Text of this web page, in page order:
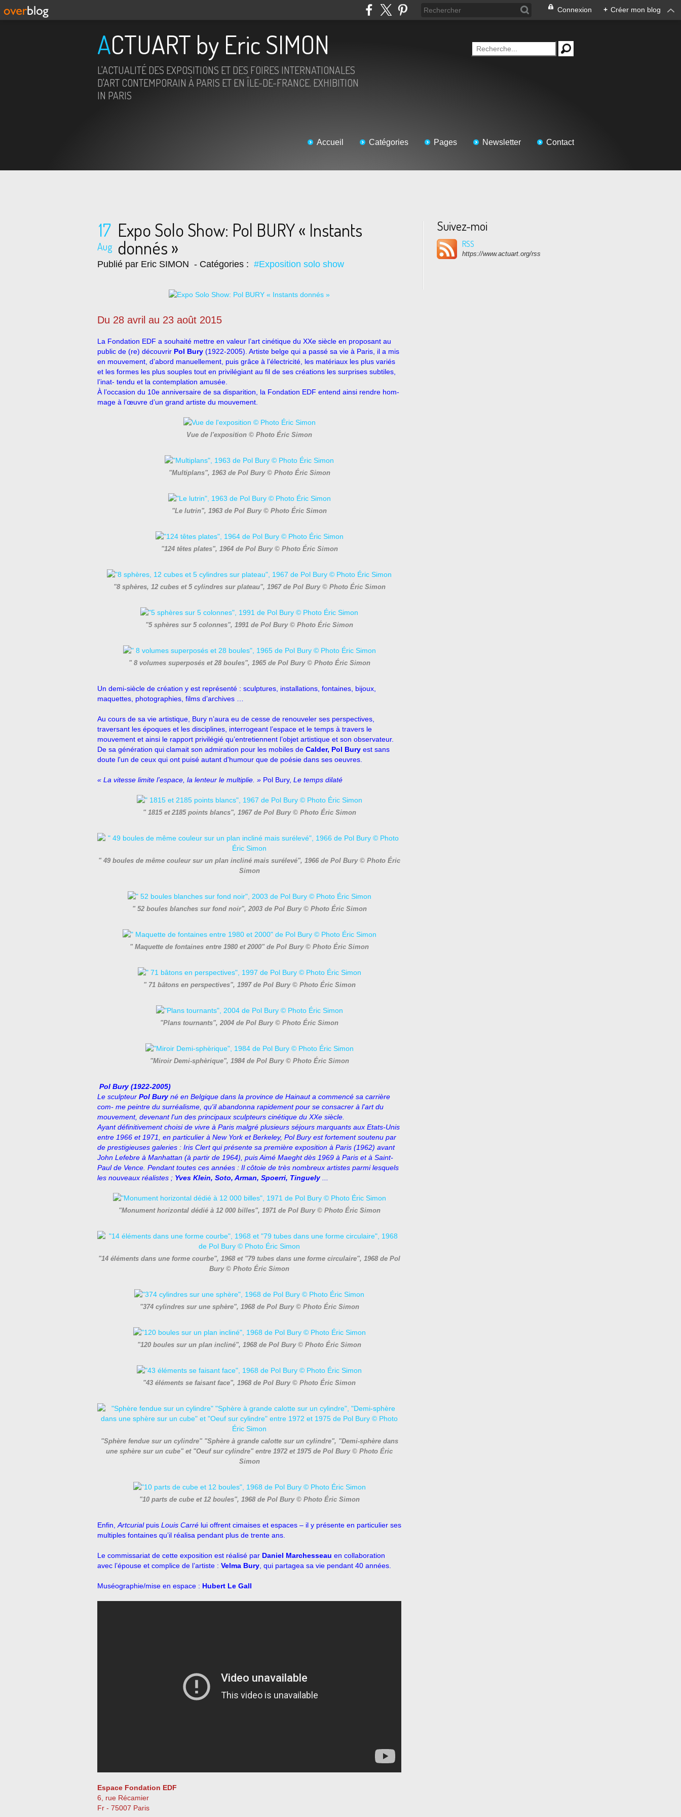
Connexion + Créer mon blog
ACTUART by Eric SIMON
L'ACTUALITÉ DES EXPOSITIONS ET DES FOIRES INTERNATIONALES
D'ART CONTEMPORAIN À PARIS ET EN ÎLE-DE-FRANCE. EXHIBITION
IN PARIS
Accueil Catégories Pages Newsletter Contact
17
Aug
Expo Solo Show: Pol BURY « Instants
donnés »
Publié par Eric SIMON - Catégories : #Exposition solo show
Du 28 avril au 23 août 2015
La Fondation EDF a souhaité mettre en valeur l’art cinétique du XXe siècle en proposant au
public de (re) découvrir Pol Bury (1922-2005). Artiste belge qui a passé sa vie à Paris, il a mis
en mouvement, d’abord manuellement, puis grâce à l’électricité, les matériaux les plus variés
et les formes les plus souples tout en privilégiant au fil de ses créations les surprises subtiles,
l’inat- tendu et la contemplation amusée.
À l’occasion du 10e anniversaire de sa disparition, la Fondation EDF entend ainsi rendre hom-
mage à l’œuvre d’un grand artiste du mouvement.
Vue de l'exposition © Photo Éric Simon
"Multiplans", 1963 de Pol Bury © Photo Éric Simon
"Le lutrin", 1963 de Pol Bury © Photo Éric Simon
"124 têtes plates", 1964 de Pol Bury © Photo Éric Simon
"8 sphères, 12 cubes et 5 cylindres sur plateau", 1967 de Pol Bury © Photo Éric Simon
"5 sphères sur 5 colonnes", 1991 de Pol Bury © Photo Éric Simon
" 8 volumes superposés et 28 boules", 1965 de Pol Bury © Photo Éric Simon
Un demi-siècle de création y est représenté : sculptures, installations, fontaines, bijoux,
maquettes, photographies, films d’archives …
Au cours de sa vie artistique, Bury n’aura eu de cesse de renouveler ses perspectives,
traversant les époques et les disciplines, interrogeant l’espace et le temps à travers le
mouvement et ainsi le rapport privilégié qu’entretiennent l’objet artistique et son observateur.
De sa génération qui clamait son admiration pour les mobiles de Calder, Pol Bury est sans
doute l'un de ceux qui ont puisé autant d'humour que de poésie dans ses oeuvres.
« La vitesse limite l’espace, la lenteur le multiplie. » Pol Bury, Le temps dilaté
" 1815 et 2185 points blancs", 1967 de Pol Bury © Photo Éric Simon
" 49 boules de même couleur sur un plan incliné mais surélevé", 1966 de Pol Bury © Photo Éric
Simon
" 52 boules blanches sur fond noir", 2003 de Pol Bury © Photo Éric Simon
" Maquette de fontaines entre 1980 et 2000" de Pol Bury © Photo Éric Simon
" 71 bâtons en perspectives", 1997 de Pol Bury © Photo Éric Simon
"Plans tournants", 2004 de Pol Bury © Photo Éric Simon
"Miroir Demi-sphèrique", 1984 de Pol Bury © Photo Éric Simon
Pol Bury (1922-2005)
Le sculpteur Pol Buryné en Belgique dans la province de Hainaut a commencé sa carrière
com- me peintre du surréalisme, qu'il abandonna rapidement pour se consacrer à l'art du
mouvement, devenant l'un des principaux sculpteurs cinétique du XXe siècle.
Ayant définitivement choisi de vivre à Paris malgré plusieurs séjours marquants aux Etats-Unis
entre 1966 et 1971, en particulier à New York et Berkeley, Pol Bury est fortement soutenu par
de prestigieuses galeries : Iris Clert qui présente sa première exposition à Paris (1962) avant
John Lefebre à Manhattan (à partir de 1964), puis Aimé Maeght dès 1969 à Paris et à Saint-
Paul de Vence. Pendant toutes ces années : Il côtoie de très nombreux artistes parmi lesquels
les nouveaux réalistes ; Yves Klein, Soto, Arman, Spoerri, Tinguely
"Monument horizontal dédié à 12 000 billes", 1971 de Pol Bury © Photo Éric Simon
"14 éléments dans une forme courbe", 1968 et "79 tubes dans une forme circulaire", 1968 de Pol
Bury © Photo Éric Simon
"374 cylindres sur une sphère", 1968 de Pol Bury © Photo Éric Simon
"120 boules sur un plan incliné", 1968 de Pol Bury © Photo Éric Simon
"43 éléments se faisant face", 1968 de Pol Bury © Photo Éric Simon
"Sphère fendue sur un cylindre" "Sphère à grande calotte sur un cylindre", "Demi-sphère dans
une sphère sur un cube" et "Oeuf sur cylindre" entre 1972 et 1975 de Pol Bury © Photo Éric
Simon
"10 parts de cube et 12 boules", 1968 de Pol Bury © Photo Éric Simon
Enfin, Artcurial puis Louis Carré lui offrent cimaises et espaces – il y présente en particulier ses
multiples fontaines qu’il réalisa pendant plus de trente ans.
Le commissariat de cette exposition est réalisé par Daniel Marchesseau en collaboration
avec l’épouse et complice de l’artiste : Velma Bury , qui partagea sa vie pendant 40 années.
Muséographie/mise en espace : Hubert Le Gall
Espace Fondation EDF
6, rue Récamier
Fr - 75007 Paris
Suivez-moi
RSS
https://www.actuart.org/rss